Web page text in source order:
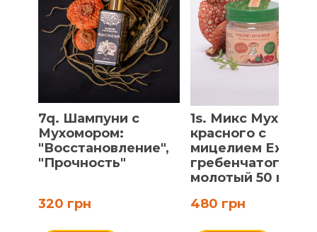
7q. Шампуни с
Мухомором:
"Восстановление",
"Прочность"
320 грн
1s. Микс
красного с
мицелием
гребенчатого,
молотый 50 г
480 грн